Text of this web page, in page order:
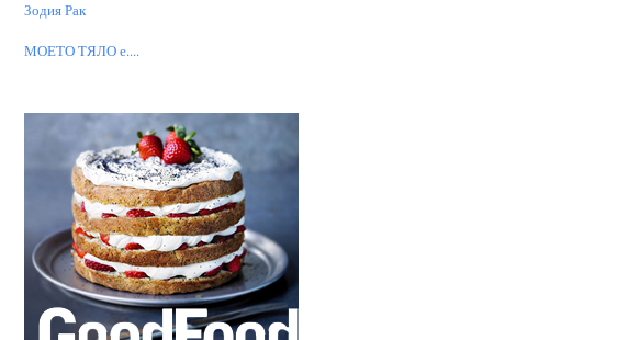
Зодия Рак
МОЕТО TЯЛО е....